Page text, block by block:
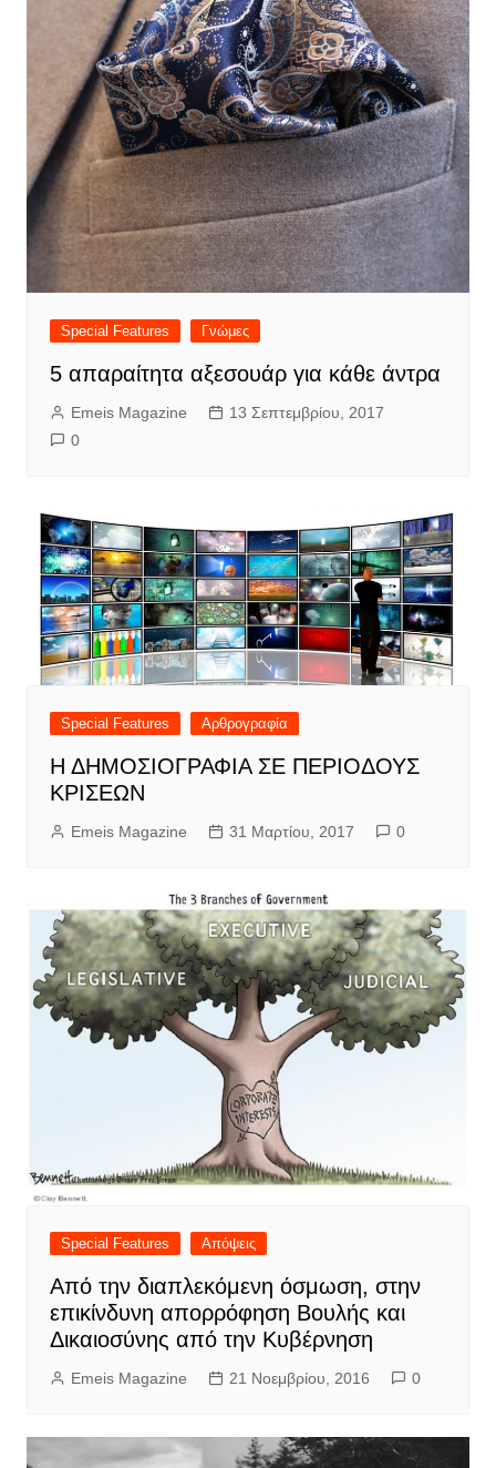
Special Features Γνώμες
5 απαραίτητα αξεσουάρ για κάθε άντρα
Emeis Magazine
13 Σεπτεμβρίου, 2017
0
Special Features Αρθρογραφία
Η ΔΗΜΟΣΙΟΓΡΑΦΙΑ ΣΕ ΠΕΡΙΟΔΟΥΣ
ΚΡΙΣΕΩΝ
Emeis Magazine 31 Μαρτίου, 2017 0
Special Features Απόψεις
Από την διαπλεκόμενη όσμωση, στην
επικίνδυνη απορρόφηση Βουλής και
Δικαιοσύνης από την Κυβέρνηση
Emeis Magazine 21 Νοεμβρίου, 2016 0